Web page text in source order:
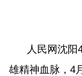
人民网沈
雄精神血脉，4